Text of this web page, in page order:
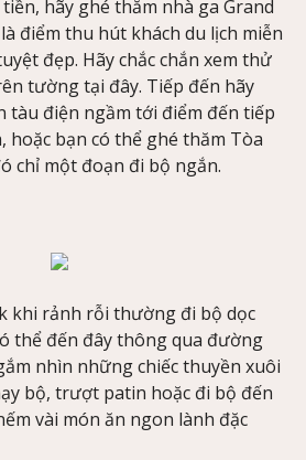
hãy ghé thăm nhà ga Grand
điểm thu hút khách du lịch miễn
đẹp. Hãy chắc chắn xem thử
tường tại đây. Tiếp đến hãy
tàu điện ngầm tới điểm đến tiếp
bạn có thể ghé thăm Tòa
chỉ một đoạn đi bộ ngắn.
khi rảnh rỗi thường đi bộ dọc
thể đến đây thông qua đường
nhìn những chiếc thuyền xuôi
bộ, trượt patin hoặc đi bộ đến
vài món ăn ngon lành đặc